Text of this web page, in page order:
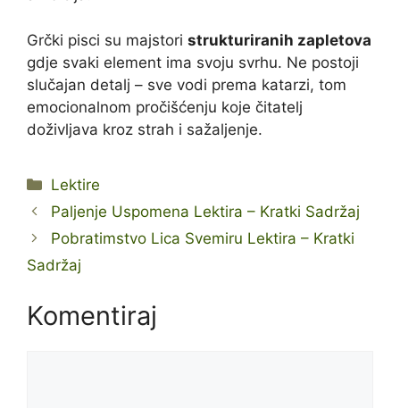
Grčki pisci su majstori strukturiranih zapletova
gdje svaki element ima svoju svrhu. Ne postoji
slučajan detalj – sve vodi prema katarzi, tom
emocionalnom pročišćenju koje čitatelj
doživljava kroz strah i sažaljenje.
Kategorije
Lektire
Paljenje Uspomena Lektira – Kratki Sadržaj
Pobratimstvo Lica Svemiru Lektira – Kratki
Sadržaj
Komentiraj